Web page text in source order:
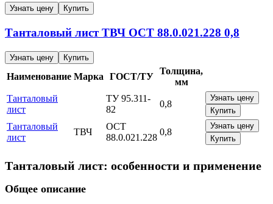
Узнать цену Купить
Танталовый листТВЧ ОСТ 88.0.021.228 0,8
Узнать цену Купить
Наименование Марка ГОСТ/ТУ
Толщина,
мм
Танталовый
лист
ТУ 95.311-
82
0,8
Узнать цену
Купить
Танталовый
лист
ТВЧ
ОСТ
88.0.021.228
0,8
Узнать цену
Купить
Танталовый лист: особенности и применение
Общее описание